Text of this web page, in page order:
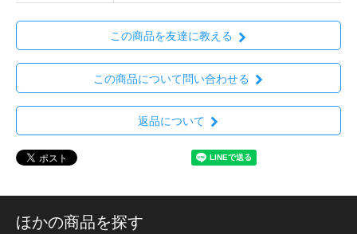
この商品を友達に教える
この商品について問い合わせる
返品について
ほかの商品を探す